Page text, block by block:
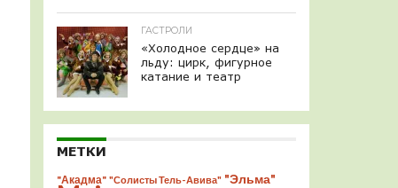
ГАСТРОЛИ
«Холодное сердце» на
льду: цирк, фигурное
катание и театр
МЕТКИ
"Акадма" "Солисты Тель-Авива" "Эльма"